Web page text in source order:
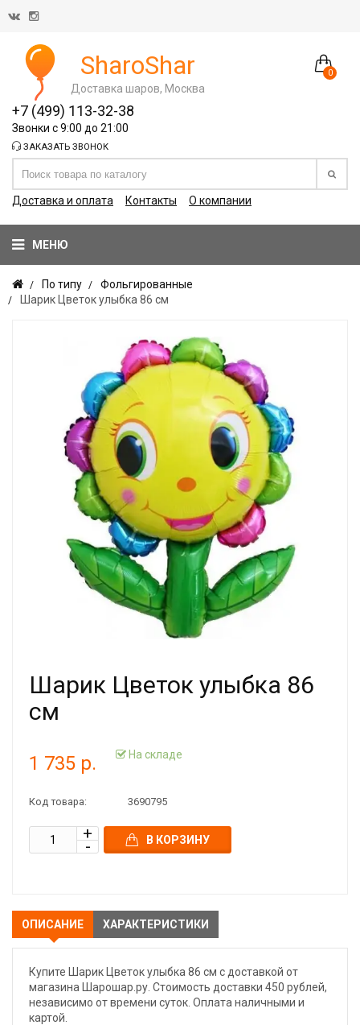
0
SharoShar
Доставка шаров, Москва
+7 (499) 113-32-38
Звонки с 9:00 до 21:00
ЗАКАЗАТЬ ЗВОНОК
Доставка и оплата Контакты О компании
МЕНЮ
По типу
Фольгированные
Шарик Цветок улыбка 86 см
Шарик Цветок улыбка 86
см
1 735 р. На складе
Код товара: 3690795
В КОРЗИНУ
ОПИСАНИЕ ХАРАКТЕРИСТИКИ
Купите Шарик Цветок улыбка 86 см с доставкой от
магазина Шарошар.ру. Стоимость доставки 450 рублей,
независимо от времени суток. Оплата наличными и
картой.